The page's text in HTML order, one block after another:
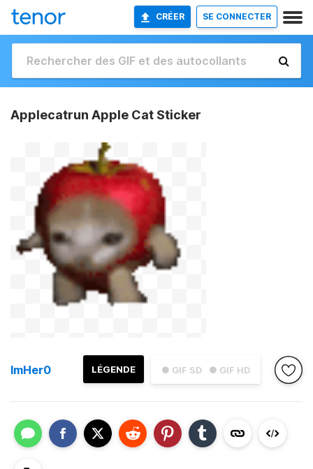
CRÉER SE CONNECTER
Applecatrun Apple Cat Sticker
● GIF SD ● GIF HD
LÉGENDE
ImHer0